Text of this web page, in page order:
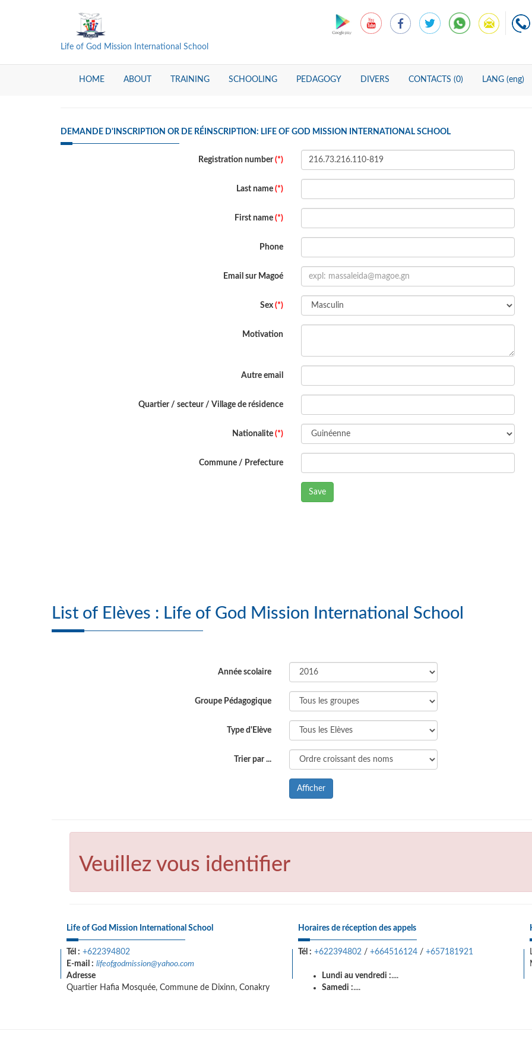
Life of God Mission International School
HOME ABOUT TRAINING SCHOOLING PEDAGOGY DIVERS CONTACTS (0) LANG (eng)
DEMANDE D'INSCRIPTION OR DE RÉINSCRIPTION: LIFE OF GOD MISSION INTERNATIONAL SCHOOL
Registration number(*)
Last name (*)
First name (*)
Phone
Email sur Magoé
Sex (*)
Motivation
Autre email
Quartier / secteur / Village de résidence
Nationalite (*)
Commune / Prefecture
Save
List of Elèves : Life of God Mission International School
Année scolaire
Groupe Pédagogique
Type d'Elève
Trier par ...
Afficher
Veuillez vous identifier
Life of God Mission International School
Tél : +622394802
E-mail : lifeofgodmission@yahoo.com
Adresse
Quartier Hafia Mosquée, Commune de Dixinn, Conakry
Horaires de réception des appels
Tél : +622394802 / +664516124 / +657181921
Lundi au vendredi :....
Samedi :....